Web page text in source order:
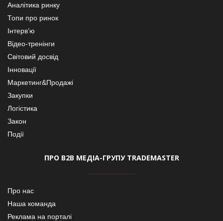
Аналітика ринку
Топи про ринок
Інтерв’ю
Відео-тренінги
Світовий досвід
Інновації
Маркетинг&Продажі
Закупки
Логістика
Закон
Події
ПРО В2В МЕДІА-ГРУПУ TRADEMASTER
Про нас
Наша команда
Реклама на порталі